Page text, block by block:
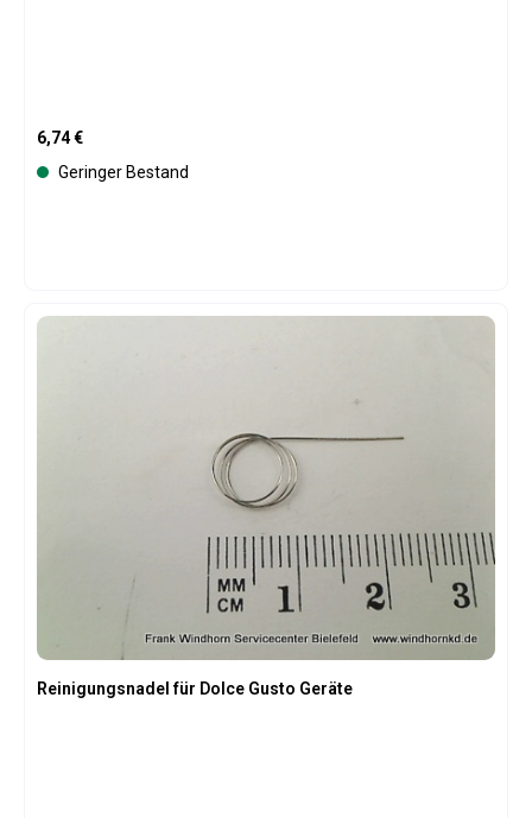
Regulärer Preis:
6,74 €
Geringer Bestand
Reinigungsnadel für Dolce Gusto Geräte